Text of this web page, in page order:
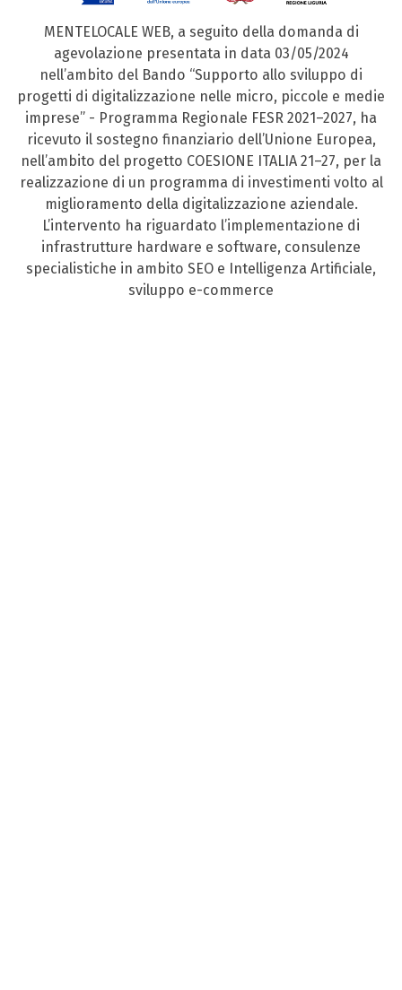
MENTELOCALE WEB, a seguito della domanda di
agevolazione presentata in data 03/05/2024
nell’ambito del Bando “Supporto allo sviluppo di
progetti di digitalizzazione nelle micro, piccole e medie
imprese” - Programma Regionale FESR 2021–2027, ha
ricevuto il sostegno finanziario dell’Unione Europea,
nell’ambito del progetto COESIONE ITALIA 21–27, per la
realizzazione di un programma di investimenti volto al
miglioramento della digitalizzazione aziendale.
L’intervento ha riguardato l’implementazione di
infrastrutture hardware e software, consulenze
specialistiche in ambito SEO e Intelligenza Artificiale,
sviluppo e-commerce